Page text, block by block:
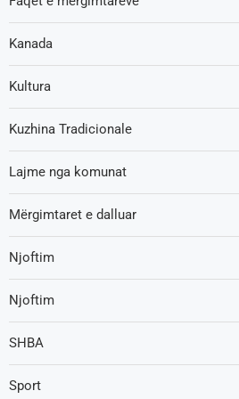
Kanada
Kultura
Kuzhina Tradicionale
Lajme nga komunat
Mërgimtaret e dalluar
Njoftim
Njoftim
SHBA
Sport